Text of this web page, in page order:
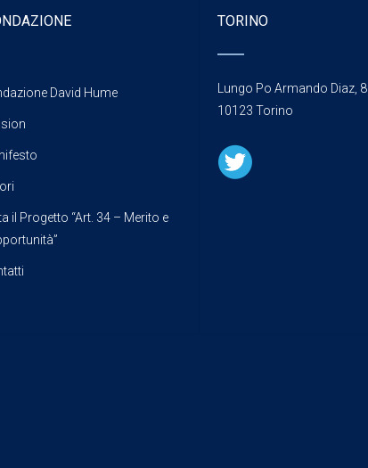
David Hume
il Progetto “Art. 34 – Merito e
TORINO
Lungo Po Armando Diaz, 8
10123 Torino